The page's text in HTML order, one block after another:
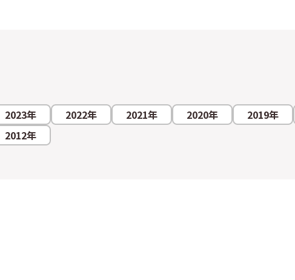
2023年 2022年 2021年 2020年 2019年
2012年